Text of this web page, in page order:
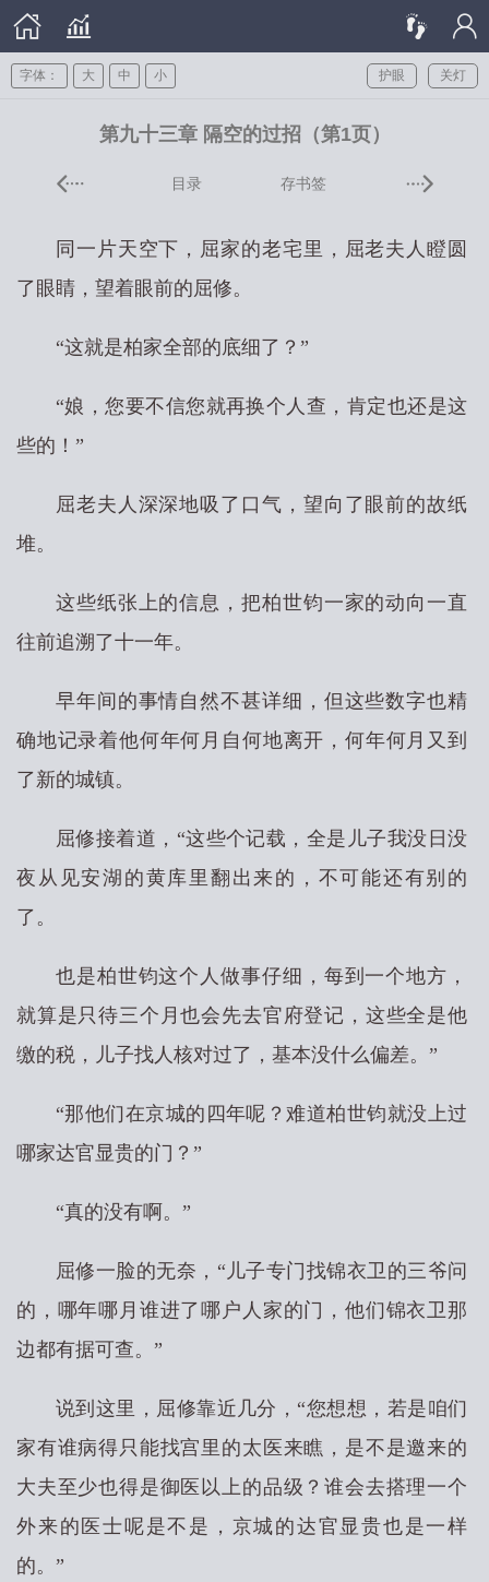
关灯
护眼
字体： 大 中 小
第九十三章 隔空的过招（第1页）
目录 存书签
同一片天空下，屈家的老宅里，屈老夫人瞪圆
了眼睛，望着眼前的屈修。
“这就是柏家全部的底细了？”
“娘，您要不信您就再换个人查，肯定也还是这
些的！”
屈老夫人深深地吸了口气，望向了眼前的故纸
堆。
这些纸张上的信息，把柏世钧一家的动向一直
往前追溯了十一年。
早年间的事情自然不甚详细，但这些数字也精
确地记录着他何年何月自何地离开，何年何月又到
了新的城镇。
屈修接着道，“这些个记载，全是儿子我没日没
夜从见安湖的黄库里翻出来的，不可能还有别的
了。
也是柏世钧这个人做事仔细，每到一个地方，
就算是只待三个月也会先去官府登记，这些全是他
缴的税，儿子找人核对过了，基本没什么偏差。”
“那他们在京城的四年呢？难道柏世钧就没上过
哪家达官显贵的门？”
“真的没有啊。”
屈修一脸的无奈，“儿子专门找锦衣卫的三爷问
的，哪年哪月谁进了哪户人家的门，他们锦衣卫那
边都有据可查。”
说到这里，屈修靠近几分，“您想想，若是咱们
家有谁病得只能找宫里的太医来瞧，是不是邀来的
大夫至少也得是御医以上的品级？谁会去搭理一个
外来的医士呢是不是，京城的达官显贵也是一样
的。”